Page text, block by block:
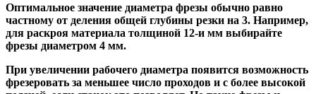
Оптимальное значение диаметра фрезы обычно равно
частному от деления общей глубины резки на 3. Например,
для раскроя материала толщиной 12-и мм выбирайте
фрезы диаметром 4 мм.
При увеличении рабочего диаметра появится возможность
фрезеровать за меньшее число проходов и с более высокой